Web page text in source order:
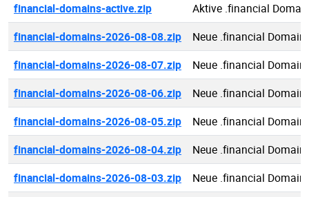
financial-domains-active.zip
Aktive .financial
financial-domains-2026-08-08.zip
Neue .financial
financial-domains-2026-08-07.zip
Neue .financial
financial-domains-2026-08-06.zip
Neue .financial
financial-domains-2026-08-05.zip
Neue .financial
financial-domains-2026-08-04.zip
Neue .financial
financial-domains-2026-08-03.zip
Neue .financial